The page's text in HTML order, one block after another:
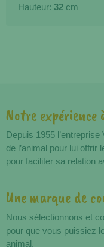
Hauteur: 32 cm
Avantages
Notre expérience
Depuis 1955
de l’animal pour lui
pour faciliter sa relation
Une marque de
Nous sélectionnons et
pour que vous puissiez
animal.